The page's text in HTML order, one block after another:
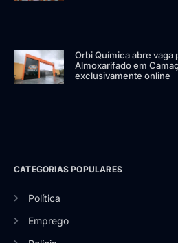
Orbi Química abre vaga
Almoxarifado em
exclusivamente online
CATEGORIAS POPULARES
Política
Emprego